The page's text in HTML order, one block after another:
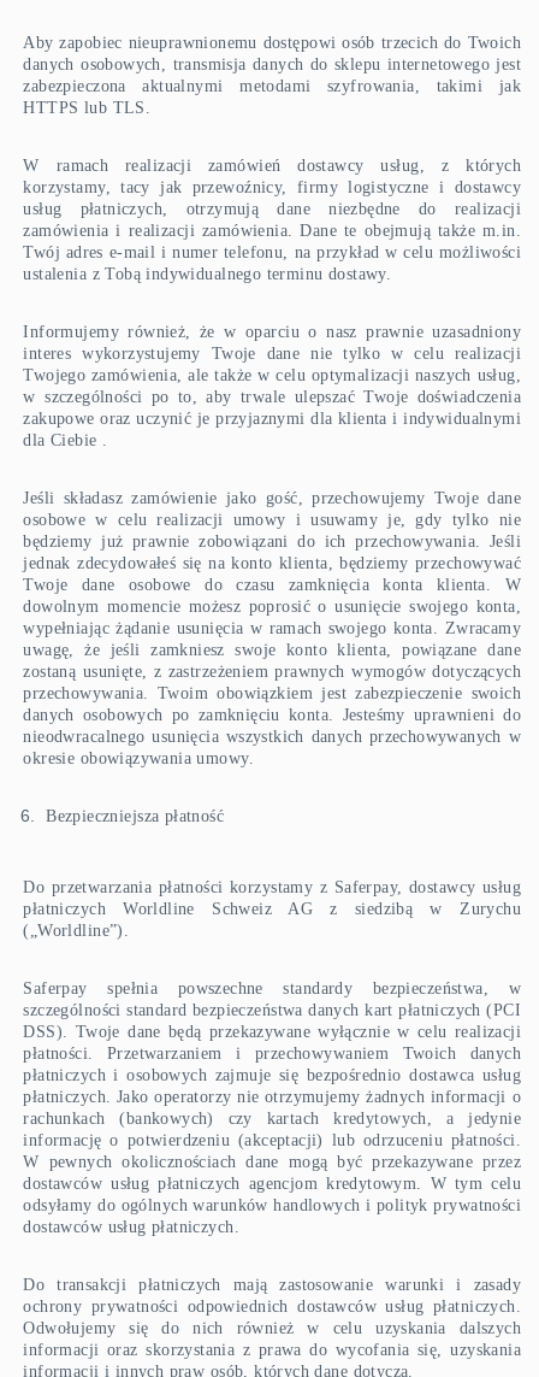
Aby zapobiec nieuprawnionemu dostępowi osób trzecich do Twoich
danych osobowych, transmisja danych do sklepu internetowego jest
zabezpieczona aktualnymi metodami szyfrowania, takimi jak
HTTPS lub TLS.
W ramach realizacji zamówień dostawcy usług, z których
korzystamy, tacy jak przewoźnicy, firmy logistyczne i dostawcy
usług płatniczych, otrzymują dane niezbędne do realizacji
zamówienia i realizacji zamówienia. Dane te obejmują także m.in.
Twój adres e-mail i numer telefonu, na przykład w celu możliwości
ustalenia z Tobą indywidualnego terminu dostawy.
Informujemy również, że w oparciu o nasz prawnie uzasadniony
interes wykorzystujemy Twoje dane nie tylko w celu realizacji
Twojego zamówienia, ale także w celu optymalizacji naszych usług,
w szczególności po to, aby trwale ulepszać Twoje doświadczenia
zakupowe oraz uczynić je przyjaznymi dla klienta i indywidualnymi
dla Ciebie .
Jeśli składasz zamówienie jako gość, przechowujemy Twoje dane
osobowe w celu realizacji umowy i usuwamy je, gdy tylko nie
będziemy już prawnie zobowiązani do ich przechowywania. Jeśli
jednak zdecydowałeś się na konto klienta, będziemy przechowywać
Twoje dane osobowe do czasu zamknięcia konta klienta. W
dowolnym momencie możesz poprosić o usunięcie swojego konta,
wypełniając żądanie usunięcia w ramach swojego konta. Zwracamy
uwagę, że jeśli zamkniesz swoje konto klienta, powiązane dane
zostaną usunięte, z zastrzeżeniem prawnych wymogów dotyczących
przechowywania. Twoim obowiązkiem jest zabezpieczenie swoich
danych osobowych po zamknięciu konta. Jesteśmy uprawnieni do
nieodwracalnego usunięcia wszystkich danych przechowywanych w
okresie obowiązywania umowy.
Bezpieczniejsza płatność
Do przetwarzania płatności korzystamy z Saferpay, dostawcy usług
płatniczych Worldline Schweiz AG z siedzibą w Zurychu
(„Worldline”).
Saferpay spełnia powszechne standardy bezpieczeństwa, w
szczególności standard bezpieczeństwa danych kart płatniczych (PCI
DSS). Twoje dane będą przekazywane wyłącznie w celu realizacji
płatności. Przetwarzaniem i przechowywaniem Twoich danych
płatniczych i osobowych zajmuje się bezpośrednio dostawca usług
płatniczych. Jako operatorzy nie otrzymujemy żadnych informacji o
rachunkach (bankowych) czy kartach kredytowych, a jedynie
informację o potwierdzeniu (akceptacji) lub odrzuceniu płatności.
W pewnych okolicznościach dane mogą być przekazywane przez
dostawców usług płatniczych agencjom kredytowym. W tym celu
odsyłamy do ogólnych warunków handlowych i polityk prywatności
dostawców usług płatniczych.
Do transakcji płatniczych mają zastosowanie warunki i zasady
ochrony prywatności odpowiednich dostawców usług płatniczych.
Odwołujemy się do nich również w celu uzyskania dalszych
informacji oraz skorzystania z prawa do wycofania się, uzyskania
informacji i innych praw osób, których dane dotyczą.